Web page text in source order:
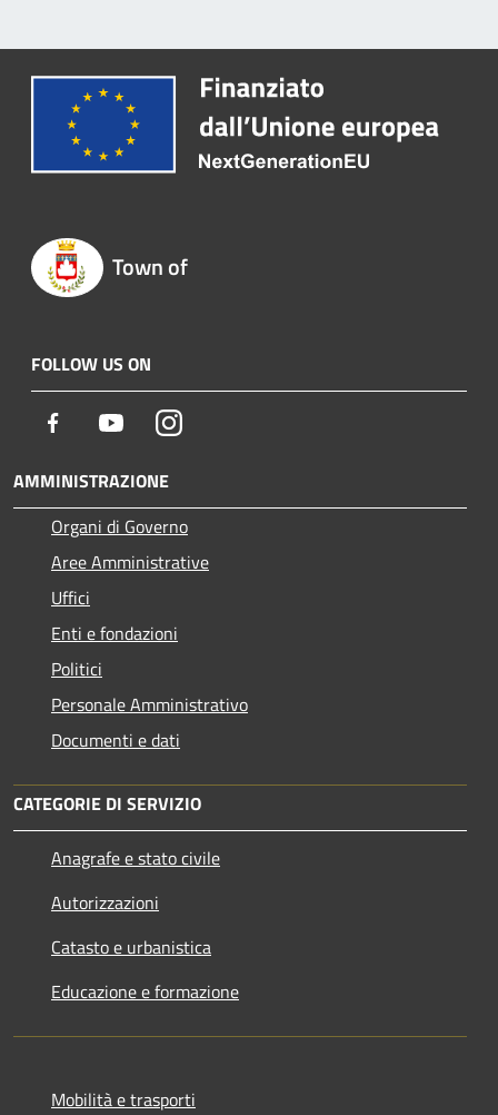
Town of
FOLLOW US ON
Facebook YoutubeInstagram
AMMINISTRAZIONE
Organi di Governo
Aree Amministrative
Uffici
Enti e fondazioni
Politici
Personale Amministrativo
Documenti e dati
CATEGORIE DI SERVIZIO
Anagrafe e stato civile
Autorizzazioni
Catasto e urbanistica
Educazione e formazione
Mobilità e trasporti